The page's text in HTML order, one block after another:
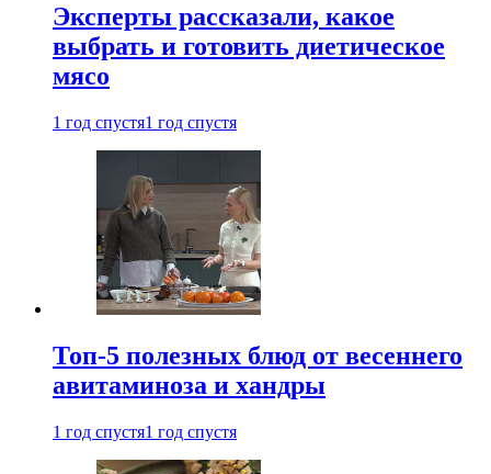
Эксперты рассказали, какое
выбрать и готовить диетическое
мясо
1 год спустя1 год спустя
Топ-5 полезных блюд от весеннего
авитаминоза и хандры
1 год спустя1 год спустя